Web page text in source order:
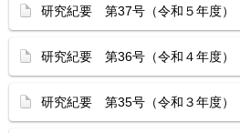
研究紀要 第37号（令和５年度）
研究紀要 第36号（令和４年度）
研究紀要 第35号（令和３年度）